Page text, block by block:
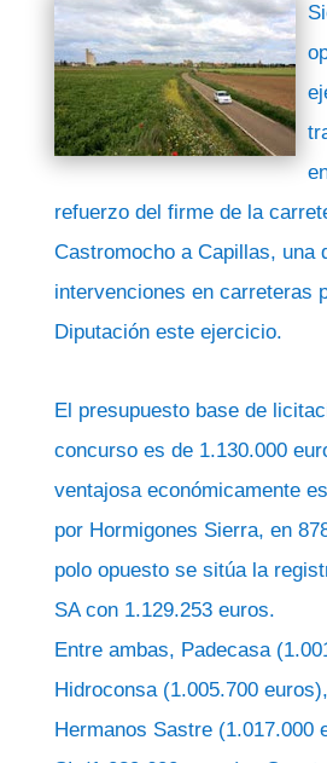
refuerzo del firme de la
Castromocho a Capillas, una
intervenciones en carreteras
Diputación este ejercicio.
El presupuesto base de
concurso es de 1.130.000
ventajosa económicamente
por Hormigones Sierra, en
polo opuesto se sitúa la
SA con 1.129.253 euros.
Entre ambas, Padecasa
Hidroconsa (1.005.700
Hermanos Sastre (1.017.000